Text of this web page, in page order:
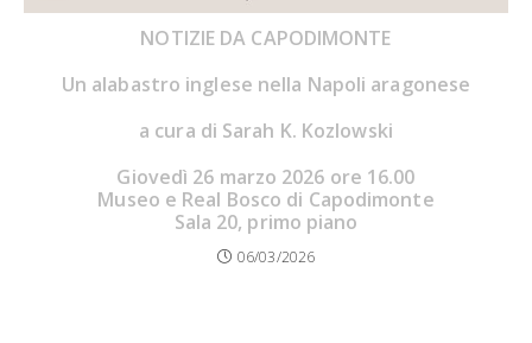
NOTIZIE DA CAPODIMONTE
Un alabastro inglese nella Napoli aragonese
a cura di Sarah K. Kozlowski
Giovedì 26 marzo 2026 ore 16.00
Museo e Real Bosco di Capodimonte
Sala 20, primo piano
06/03/2026